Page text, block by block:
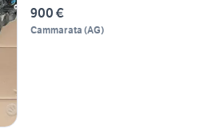
900 €
Cammarata (AG)